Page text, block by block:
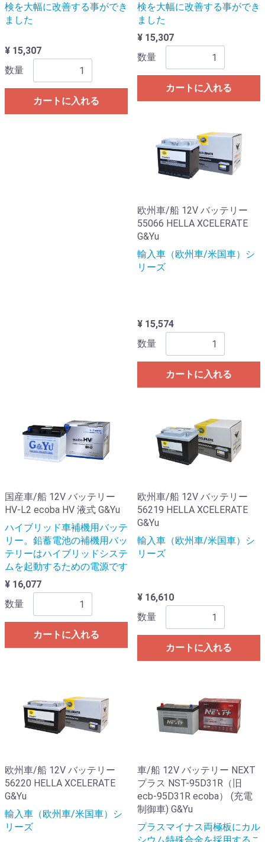
検を大幅に改善する事ができ
ました
¥ 15,307
数量
カートに入れる
検を大幅に改善する事ができ
ました
¥ 15,307
数量
カートに入れる
欧州車/船 12V バッテリー
55066 HELLA XCELERATE
G&Yu
輸入車（欧州車/米国車）シ
リーズ
¥ 15,574
数量
カートに入れる
国産車/船 12V バッテリー
HV-L2 ecoba HV 液式 G&Yu
ハイブリッド車補機用バッテ
リー。鉛蓄電池の補機用バッ
テリーはハイブリッドシステ
ムを起動するための電源です
¥ 16,077
数量
カートに入れる
欧州車/船 12V バッテリー
56219 HELLA XCELERATE
G&Yu
輸入車（欧州車/米国車）シ
リーズ
¥ 16,610
数量
カートに入れる
欧州車/船 12V バッテリー
56220 HELLA XCELERATE
G&Yu
輸入車（欧州車/米国車）シ
リーズ
車/船 12V バッテリー NEXT
プラス NST-95D31R（旧
ecb-95D31R ecoba） (充電
制御車) G&Yu
プラスマイナス両極板にカル